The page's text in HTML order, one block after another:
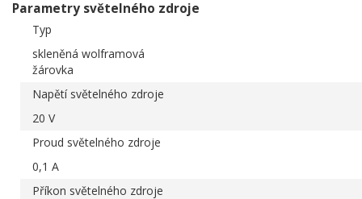
Parametry světelného zdroje
Typ
skleněná wolframová
žárovka
Napětí světelného zdroje
20 V
Proud světelného zdroje
0,1 A
Příkon světelného zdroje